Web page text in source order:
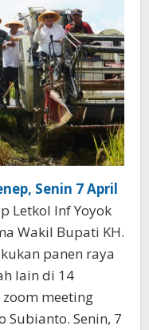
Senin 7 April
Letkol Inf Yoyok
Wakil Bupati KH.
panen raya
lain di 14
meeting
Subianto. Senin, 7